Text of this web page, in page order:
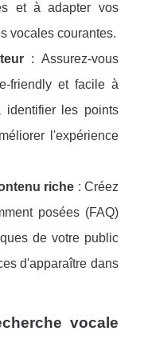
et à adapter vos
vocales courantes.
: Assurez-vous
friendly et facile à
identifier les points
l'expérience
riche : Créez
posées (FAQ)
de votre public
d'apparaître dans
vocale